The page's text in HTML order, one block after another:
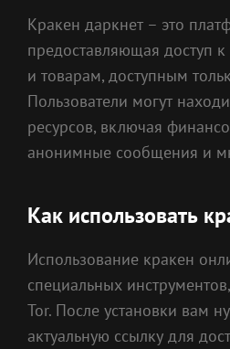
Кракен даркнет – это
предоставляющая доступ
и товарам, доступным
Пользователи могут
ресурсов, включая
анонимные сообщения и
Как использовать
Использование кракен
специальных
Tor. После установки вам
актуальную ссылку для